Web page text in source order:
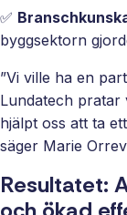
✅
byggsektorn
”Vi ville ha en
Lundatech pratar
hjälpt oss att ta
säger Marie
Resultatet: